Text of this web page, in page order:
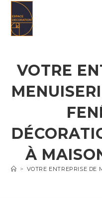
content
VOTRE
À
> VOTRE ENTREPRISE DE